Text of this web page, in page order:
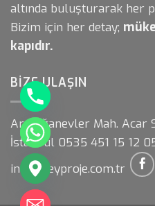
altında buluşturarak her
Bizim için her detay;
kapıdır.
BIZE ULAŞIN
Armağanevler Mah. Acar
İstanbul 0535 451 15 12
info@zeyproje.com.tr